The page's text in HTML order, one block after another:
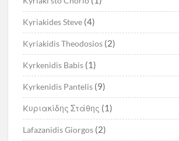
Kyriakides Steve (4)
Kyriakidis Theodosios (2)
Kyrkenidis Babis (1)
Kyrkenidis Pantelis (9)
Kυριακίδης Στάθης (1)
Lafazanidis Giorgos (2)